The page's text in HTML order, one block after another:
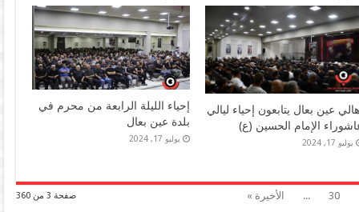
عين بعال يتابعون إحياء ليالي
الإمام الحسين (ع)
يوليو 17, 2024
إحياء الليلة الرابعة من محرم في
بلدة عين بعال
يوليو 17, 2024
صفحة 3 من 360 30
... الأخيرة »